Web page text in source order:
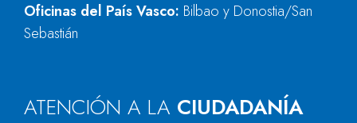
Oficinas del País Vasco: Bilbao y Donostia/San
Sebastián
ATENCIÓN A LA CIUDADANÍA